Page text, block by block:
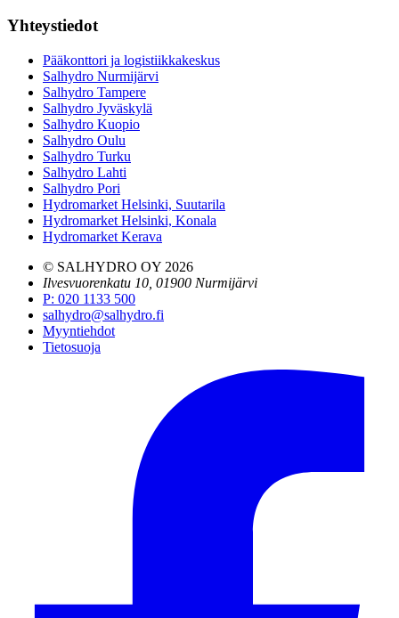
Yhteystiedot
Pääkonttori ja logistiikkakeskus
Salhydro Nurmijärvi
Salhydro Tampere
Salhydro Jyväskylä
Salhydro Kuopio
Salhydro Oulu
Salhydro Turku
Salhydro Lahti
Salhydro Pori
Hydromarket Helsinki, Suutarila
Hydromarket Helsinki, Konala
Hydromarket Kerava
© SALHYDRO OY 2026
Ilvesvuorenkatu 10, 01900 Nurmijärvi
P: 020 1133 500
salhydro@salhydro.fi
Myyntiehdot
Tietosuoja